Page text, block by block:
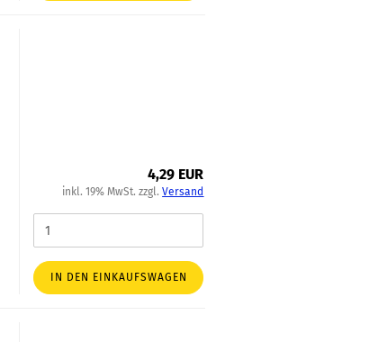
4,29 EUR
inkl. 19% MwSt. zzgl.Versand
IN DEN EINKAUFSWAGEN